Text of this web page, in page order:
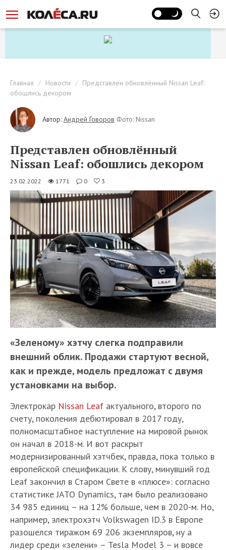
Главная Новости
Представлен обновлённый Nissan Leaf:
обошлись декором
Автор: Андрей Говоров Фото: Nissan
Представлен обновлённый
Nissan Leaf: обошлись декором
23.02.2022 1771 0 3
«Зеленому» хэтчу слегка подправили
внешний облик. Продажи стартуют весной,
как и прежде, модель предложат с двумя
установками на выбор.
Электрокар Nissan Leaf актуального, второго по
счету, поколения дебютировал в 2017 году,
полномасштабное наступление на мировой рынок
он начал в 2018-м. И вот раскрыт
модернизированный хэтчбек, правда, пока только в
европейской спецификации. К слову, минувший год
Leaf закончил в Старом Свете в «плюсе»: согласно
статистике JATO Dynamics, там было реализовано
34 985 единиц – на 12% больше, чем в 2020-м. Но,
например, электрохэтч Volkswagen ID.3 в Европе
разошелся тиражом 69 206 экземпляров, ну а
лидер среди «зелени» – Tesla Model 3 – и вовсе